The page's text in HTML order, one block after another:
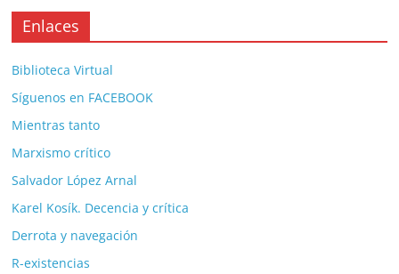
Enlaces
Biblioteca Virtual
Síguenos en FACEBOOK
Mientras tanto
Marxismo crítico
Salvador López Arnal
Karel Kosík. Decencia y crítica
Derrota y navegación
R-existencias